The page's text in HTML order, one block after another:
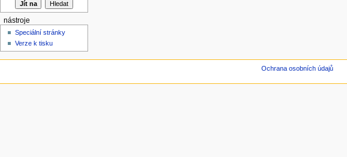
nástroje
Speciální stránky
Verze k tisku
Ochrana osobních údajů